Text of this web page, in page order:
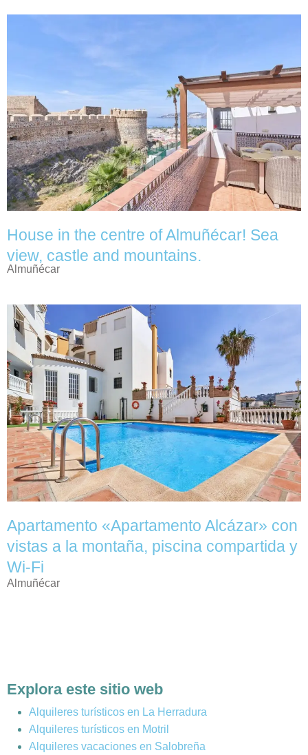
House in the centre of Almuñécar! Sea
view, castle and mountains.
Almuñécar
Apartamento «Apartamento Alcázar» con
vistas a la montaña, piscina compartida y
Wi-Fi
Almuñécar
Explora este sitio web
Alquileres turísticos en La Herradura
Alquileres turísticos en Motril
Alquileres vacaciones en Salobreña